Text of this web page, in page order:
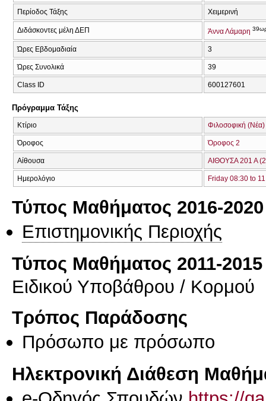
Περίοδος Τάξης Χειμερινή
Διδάσκοντες μέλη ΔΕΠ Άννα Λάμαρη
Ώρες Εβδομαδιαία 3
Ώρες Συνολικά 39
Class ID 600127601
Πρόγραμμα Τάξης
Κτίριο Φιλοσοφική (Νέα)
Όροφος Όροφος 2
Αίθουσα ΑΙΘΟΥΣΑ 201 Α
Ημερολόγιο Friday 08:30 to
Τύπος Μαθήματος 2016-2020
Επιστημονικής Περιοχής
Τύπος Μαθήματος 2011-2015
Ειδικού Υποβάθρου / Κορμού
Τρόπος Παράδοσης
Πρόσωπο με πρόσωπο
Ηλεκτρονική Διάθεση